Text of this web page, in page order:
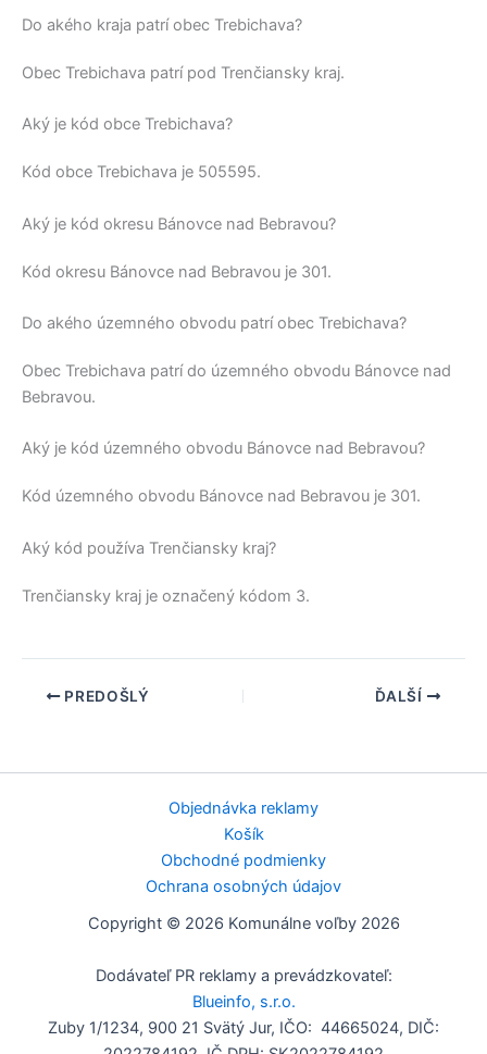
Do akého kraja patrí obec Trebichava?
Obec Trebichava patrí pod Trenčiansky kraj.
Aký je kód obce Trebichava?
Kód obce Trebichava je 505595.
Aký je kód okresu Bánovce nad Bebravou?
Kód okresu Bánovce nad Bebravou je 301.
Do akého územného obvodu patrí obec Trebichava?
Obec Trebichava patrí do územného obvodu Bánovce nad
Bebravou.
Aký je kód územného obvodu Bánovce nad Bebravou?
Kód územného obvodu Bánovce nad Bebravou je 301.
Aký kód používa Trenčiansky kraj?
Trenčiansky kraj je označený kódom 3.
PREDOŠLÝ ĎALŠÍ
Objednávka reklamy
Košík
Obchodné podmienky
Ochrana osobných údajov
Copyright © 2026 Komunálne voľby 2026
Dodávateľ PR reklamy a prevádzkovateľ:
Blueinfo, s.r.o.
Zuby 1/1234, 900 21 Svätý Jur, IČO: 44665024, DIČ: